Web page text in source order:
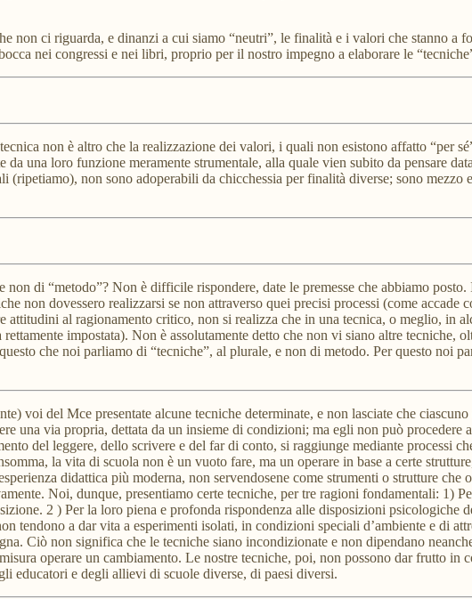
non ci riguarda, e dinanzi a cui siamo “neutri”, le finalità e i valori che stanno a
nei congressi e nei libri, proprio per il nostro impegno a elaborare le
non è altro che la realizzazione dei valori, i quali non esistono affatto “per
una loro funzione meramente strumentale, alla quale vien subito da pensare
non sono adoperabili da chicchessia per finalità diverse; sono mezzo
di “metodo”? Non è difficile rispondere, date le premesse che abbiamo
non dovessero realizzarsi se non attraverso quei precisi processi (come
al ragionamento critico, non si realizza che in una tecnica, o meglio, in
impostata). Non è assolutamente detto che non vi siano altre tecniche,
che noi parliamo di “tecniche”, al plurale, e non di metodo. Per questo noi
voi del Mce presentate alcune tecniche determinate, e non lasciate che
una via propria, dettata da un insieme di condizioni; ma egli non può
del leggere, dello scrivere e del far di conto, si raggiunge mediante processi
la vita di scuola non è un vuoto fare, ma un operare in base a certe
didattica più moderna, non servendosene come strumenti o strutture che
Noi, dunque, presentiamo certe tecniche, per tre ragioni fondamentali: 1)
2 ) Per la loro piena e profonda rispondenza alle disposizioni psicologiche
tendono a dar vita a esperimenti isolati, in condizioni speciali d’ambiente e di
Ciò non significa che le tecniche siano incondizionate e non dipendano
operare un cambiamento. Le nostre tecniche, poi, non possono dar frutto in
educatori e degli allievi di scuole diverse, di paesi diversi.